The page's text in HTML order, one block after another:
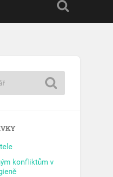
konfliktům v